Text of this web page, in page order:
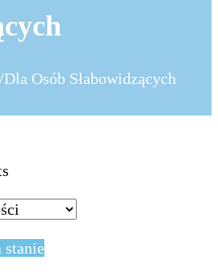
/Dla Osób Słabowidzących
stanie